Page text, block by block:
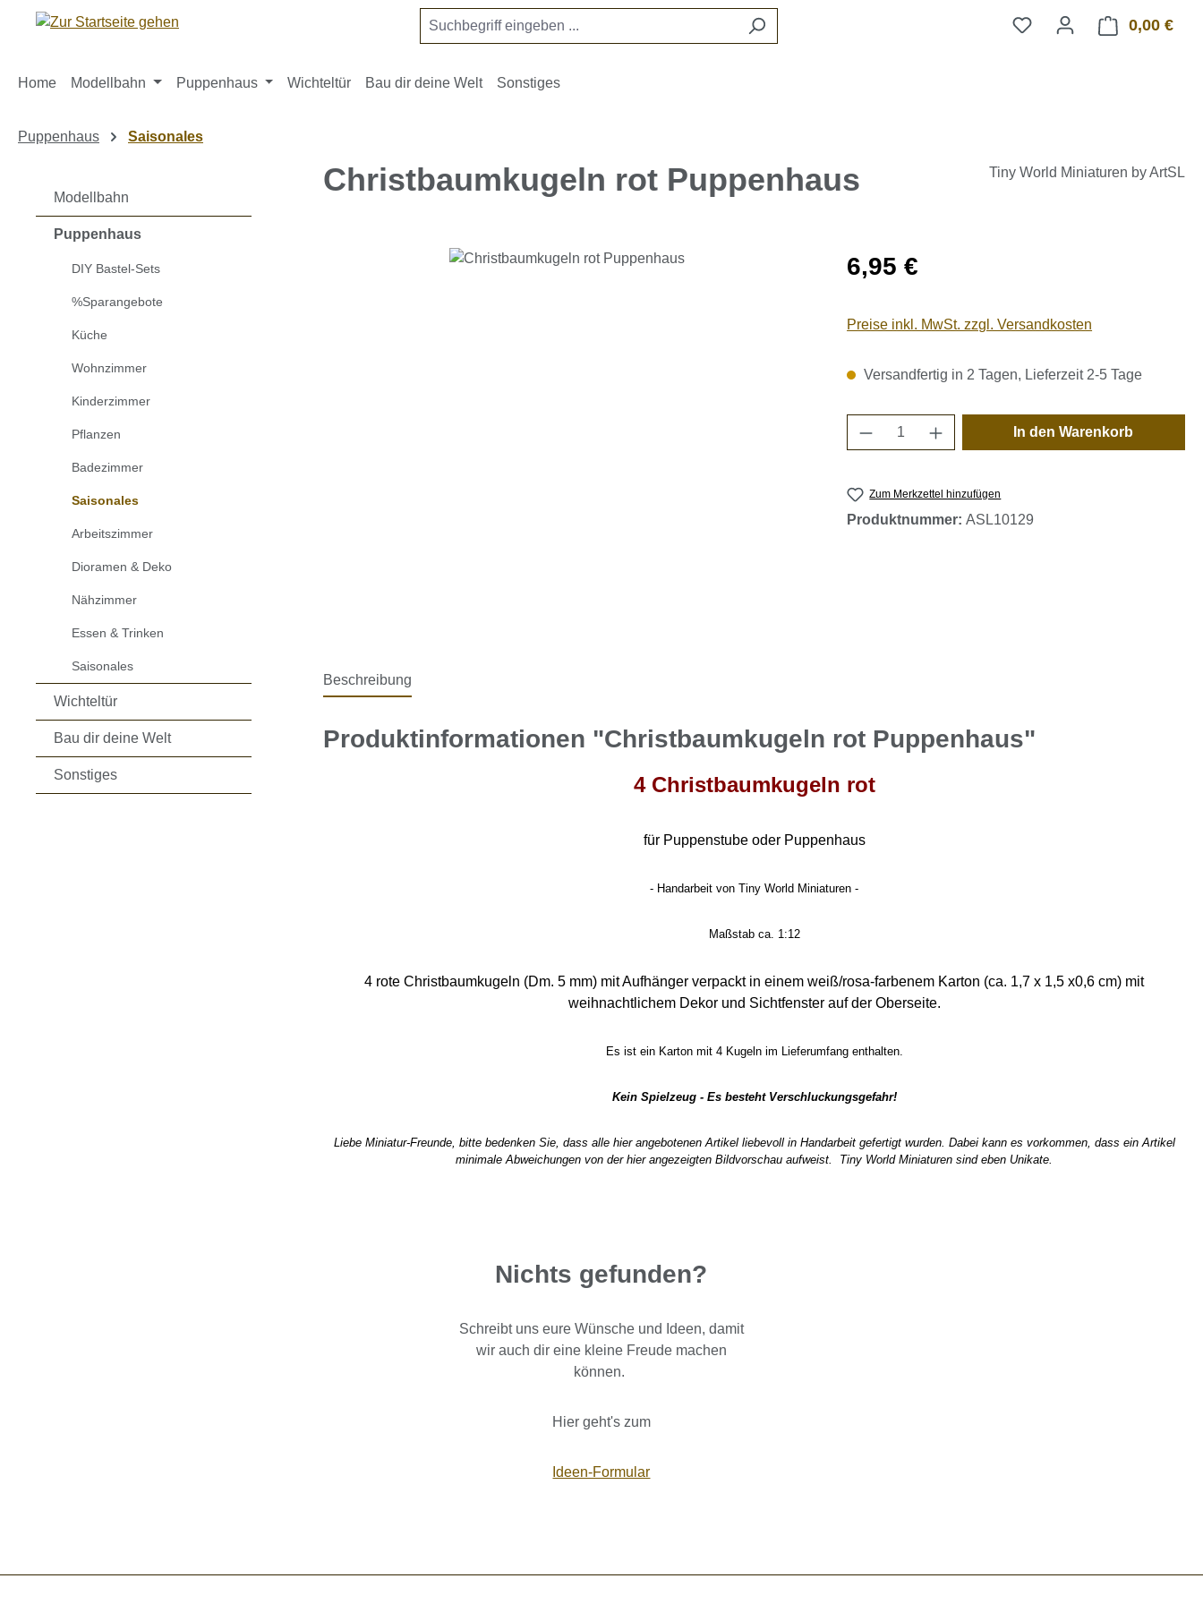
Hauptinhalt springen
Zur Suche springen
Zur Hauptnavigation springen 0,00 €
Home Modellbahn Puppenhaus Wichteltür Bau dir deine Welt Sonstiges
Puppenhaus Saisonales
Modellbahn
Puppenhaus
DIY Bastel-Sets
%Sparangebote
Küche
Wohnzimmer
Kinderzimmer
Pflanzen
Badezimmer
Saisonales
Arbeitszimmer
Dioramen & Deko
Nähzimmer
Essen & Trinken
Saisonales
Wichteltür
Bau dir deine Welt
Sonstiges
Christbaumkugeln rot Puppenhaus Tiny World Miniaturen by ArtSL
Bildergalerie überspringen Regulärer Preis:
6,95 €
Preise inkl. MwSt. zzgl. Versandkosten
Versandfertig in 2 Tagen, Lieferzeit 2-5 Tage
Produkt Anzahl: Gib den
In den Warenkorb
Zum Merkzettel hinzufügen
Produktnummer:ASL10129
Beschreibung
Produktinformationen "Christbaumkugeln rot Puppenhaus"
4 Christbaumkugeln rot
für Puppenstube oder Puppenhaus
- Handarbeit von Tiny World Miniaturen -
Maßstab ca. 1:12
4 rote Christbaumkugeln (Dm. 5 mm) mit Aufhänger verpackt in einem weiß/rosa-farbenem Karton (ca. 1,7 x 1,5 x0,6 cm) mit
weihnachtlichem Dekor und Sichtfenster auf der Oberseite.
Es ist ein Karton mit 4 Kugeln im Lieferumfang enthalten.
Kein Spielzeug - Es besteht Verschluckungsgefahr!
Liebe Miniatur-Freunde, bitte bedenken Sie, dass alle hier angebotenen Artikel liebevoll in Handarbeit gefertigt wurden. Dabei kann es vorkommen, dass ein Artikel
minimale Abweichungen von der hier angezeigten Bildvorschau aufweist. Tiny World Miniaturen sind eben Unikate.
Nichts gefunden?
Schreibt uns eure Wünsche und Ideen, damit
wir auch dir eine kleine Freude machen
können.
Hier geht's zum
Ideen-Formular